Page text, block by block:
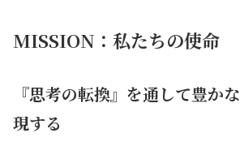
MISSION：私たちの使命
『思考の転換』を通して豊か
現する